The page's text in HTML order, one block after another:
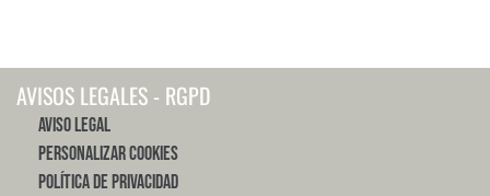
AVISOS LEGALES - RGPD
Aviso Legal
Personalizar Cookies
Política de Privacidad